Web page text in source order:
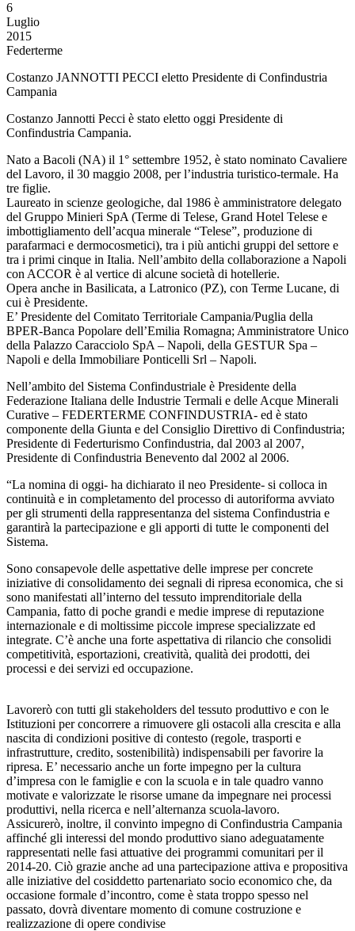
6
Luglio
2015
Federterme
Costanzo JANNOTTI PECCI eletto Presidente di Confindustria
Campania
Costanzo Jannotti Pecci è stato eletto oggi Presidente di
Confindustria Campania.
Nato a Bacoli (NA) il 1° settembre 1952, è stato nominato Cavaliere
del Lavoro, il 30 maggio 2008, per l’industria turistico-termale. Ha
tre figlie.
Laureato in scienze geologiche, dal 1986 è amministratore delegato
del Gruppo Minieri SpA (Terme di Telese, Grand Hotel Telese e
imbottigliamento dell’acqua minerale “Telese”, produzione di
parafarmaci e dermocosmetici), tra i più antichi gruppi del settore e
tra i primi cinque in Italia. Nell’ambito della collaborazione a Napoli
con ACCOR è al vertice di alcune società di hotellerie.
Opera anche in Basilicata, a Latronico (PZ), con Terme Lucane, di
cui è Presidente.
E’ Presidente del Comitato Territoriale Campania/Puglia della
BPER-Banca Popolare dell’Emilia Romagna; Amministratore Unico
della Palazzo Caracciolo SpA – Napoli, della GESTUR Spa –
Napoli e della Immobiliare Ponticelli Srl – Napoli.
Nell’ambito del Sistema Confindustriale è Presidente della
Federazione Italiana delle Industrie Termali e delle Acque Minerali
Curative – FEDERTERME CONFINDUSTRIA- ed è stato
componente della Giunta e del Consiglio Direttivo di Confindustria;
Presidente di Federturismo Confindustria, dal 2003 al 2007,
Presidente di Confindustria Benevento dal 2002 al 2006.
“La nomina di oggi- ha dichiarato il neo Presidente- si colloca in
continuità e in completamento del processo di autoriforma avviato
per gli strumenti della rappresentanza del sistema Confindustria e
garantirà la partecipazione e gli apporti di tutte le componenti del
Sistema.
Sono consapevole delle aspettative delle imprese per concrete
iniziative di consolidamento dei segnali di ripresa economica, che si
sono manifestati all’interno del tessuto imprenditoriale della
Campania, fatto di poche grandi e medie imprese di reputazione
internazionale e di moltissime piccole imprese specializzate ed
integrate. C’è anche una forte aspettativa di rilancio che consolidi
competitività, esportazioni, creatività, qualità dei prodotti, dei
processi e dei servizi ed occupazione.
Lavorerò con tutti gli stakeholders del tessuto produttivo e con le
Istituzioni per concorrere a rimuovere gli ostacoli alla crescita e alla
nascita di condizioni positive di contesto (regole, trasporti e
infrastrutture, credito, sostenibilità) indispensabili per favorire la
ripresa. E’ necessario anche un forte impegno per la cultura
d’impresa con le famiglie e con la scuola e in tale quadro vanno
motivate e valorizzate le risorse umane da impegnare nei processi
produttivi, nella ricerca e nell’alternanza scuola-lavoro.
Assicurerò, inoltre, il convinto impegno di Confindustria Campania
affinché gli interessi del mondo produttivo siano adeguatamente
rappresentati nelle fasi attuative dei programmi comunitari per il
2014-20. Ciò grazie anche ad una partecipazione attiva e propositiva
alle iniziative del cosiddetto partenariato socio economico che, da
occasione formale d’incontro, come è stata troppo spesso nel
passato, dovrà diventare momento di comune costruzione e
realizzazione di opere condivise